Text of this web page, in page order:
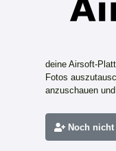
deine Airsoft-
Fotos
anzuschauen
Noch